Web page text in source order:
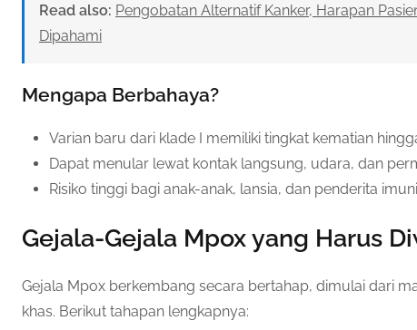
Read also: Pengobatan Alternatif Kanker, Harapan
Dipahami
Mengapa Berbahaya?
Varian baru dari klade I memiliki tingkat kematian
Dapat menular lewat kontak langsung, udara, dan
Risiko tinggi bagi anak-anak, lansia, dan penderita
Gejala-Gejala Mpox yang Harus
Gejala Mpox berkembang secara bertahap, dimulai dari
khas. Berikut tahapan lengkapnya: